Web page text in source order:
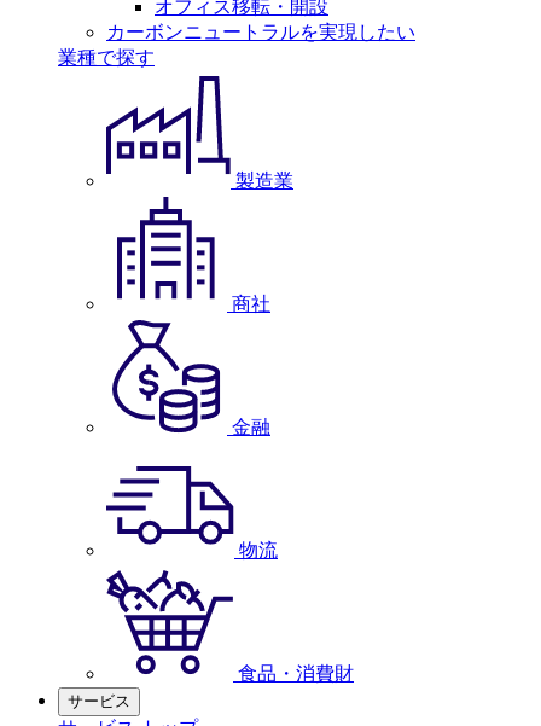
オフィス移転・開設
カーボンニュートラルを実現したい
業種で探す
製造業
商社
金融
物流
食品・消費財
サービス